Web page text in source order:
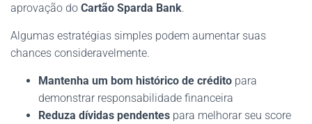
aprovação do Cartão Sparda Bank.
Algumas estratégias simples podem aumentar suas
chances consideravelmente.
Mantenha um bom histórico de crédito para
demonstrar responsabilidade financeira
Reduza dívidas pendentes para melhorar seu score